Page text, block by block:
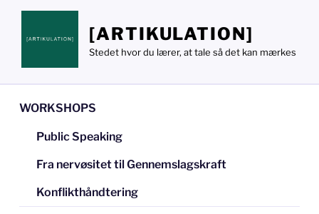
Videre
indhold
[ARTIKULATION]
Stedet hvor du lærer, at tale så det kan mærkes
WORKSHOPS
Public Speaking
Fra nervøsitet til Gennemslagskraft
Konflikthåndtering